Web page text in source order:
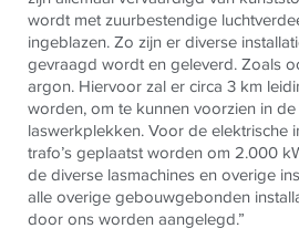
wordt met zuurbestendige
ingeblazen. Zo zijn er diverse
gevraagd wordt en geleverd. Zoals
argon. Hiervoor zal er circa 3 km
worden, om te kunnen voorzien in
laswerkplekken. Voor de elektrische
trafo’s geplaatst worden om 2.000
de diverse lasmachines en overige
alle overige gebouwgebonden
door ons worden aangelegd.”